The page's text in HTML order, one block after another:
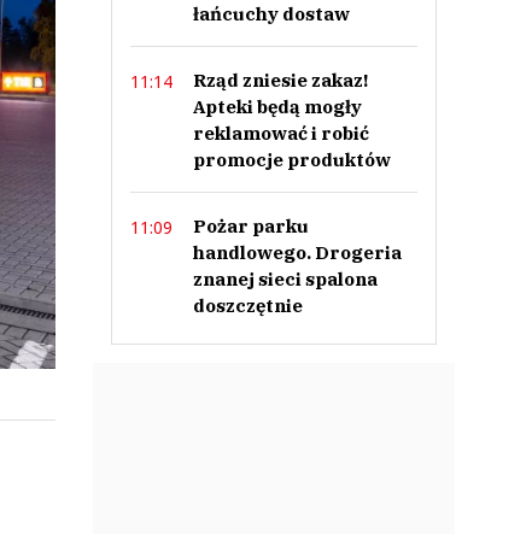
łańcuchy dostaw
11:14
Rząd zniesie zakaz!
Apteki będą mogły
reklamować i robić
promocje produktów
11:09
Pożar parku
handlowego. Drogeria
znanej sieci spalona
doszczętnie